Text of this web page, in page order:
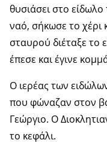
θυσιάσει στο
ναό, σήκωσε το χέρι
σταυρού διέταξε το
έπεσε και έγινε
Ο ιερέας των
που φώναζαν στον
Γεώργιο. Ο
το κεφάλι.